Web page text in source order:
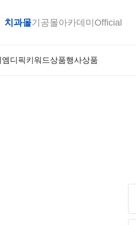
치과몰기공몰아카데미 Official
엠디픽키워드상품행사상품